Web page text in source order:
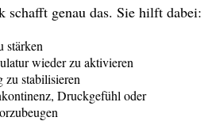
schafft genau das. Sie hilft dabei:
stärken
wieder zu aktivieren
stabilisieren
Druckgefühl oder